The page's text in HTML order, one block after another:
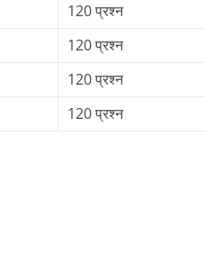
120 प्रश्‍न
120 प्रश्‍न
120 प्रश्‍न
120 प्रश्‍न